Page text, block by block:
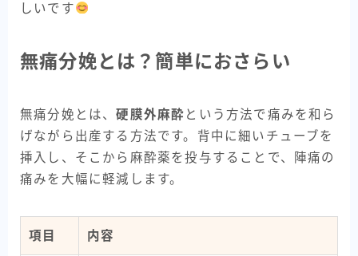
しいです
無痛分娩とは？簡単におさらい
無痛分娩とは、硬膜外麻酔 という方法で痛みを和ら
げながら出産する方法です。背中に細いチューブを
挿入し、そこから麻酔薬を投与することで、陣痛の
痛みを大幅に軽減します。
項目 内容